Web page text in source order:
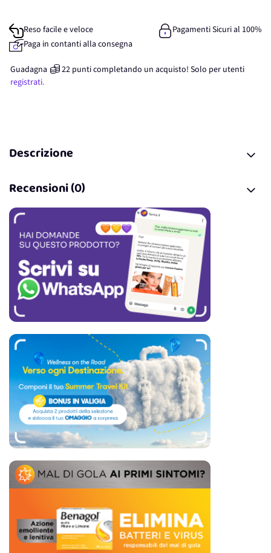
Reso facile e veloce
Pagamenti Sicuri al 100%
Paga in contanti alla consegna
Guadagna 22 punticompletando un acquisto! Solo per utenti
registrati.
Descrizione
Recensioni (0)